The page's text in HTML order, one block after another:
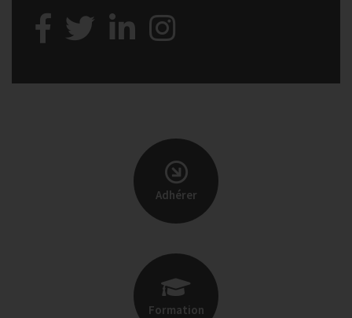
Adhérer
Formation